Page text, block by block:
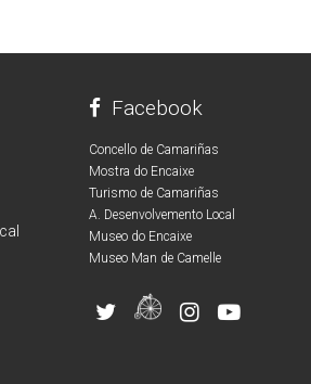
Facebook
Concello de Camariñas
Mostra do Encaixe
Turismo de Camariñas
A. Desenvolvemento Local
Museo do Encaixe
Museo Man de Camelle